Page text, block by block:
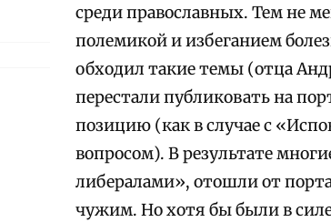
среди православных. Тем не
полемикой и избеганием
обходил такие темы (отца
перестали публиковать на
позицию (как в случае с
вопросом). В результате
либералами», отошли от
чужим. Но хотя бы были в